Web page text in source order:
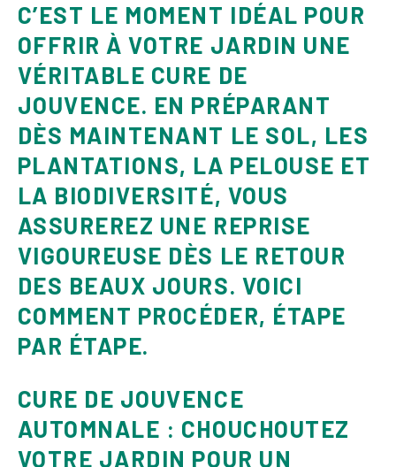
C’EST LE MOMENT IDÉAL POUR
OFFRIR À VOTRE JARDIN UNE
VÉRITABLE CURE DE
JOUVENCE. EN PRÉPARANT
DÈS MAINTENANT LE SOL, LES
PLANTATIONS, LA PELOUSE ET
LA BIODIVERSITÉ, VOUS
ASSUREREZ UNE REPRISE
VIGOUREUSE DÈS LE RETOUR
DES BEAUX JOURS. VOICI
COMMENT PROCÉDER, ÉTAPE
PAR ÉTAPE.
CURE DE JOUVENCE
AUTOMNALE : CHOUCHOUTEZ
VOTRE JARDIN POUR UN